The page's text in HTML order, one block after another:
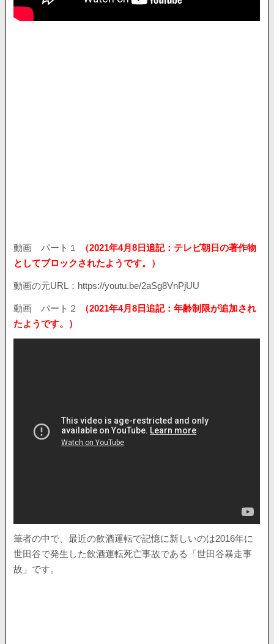
動画 パート１
（2021年4月8日追記：テレビ朝日の著作物
としてブロックされたようです。）
動画の元URL：https://youtu.be/2aSg8VnPjUU
動画 パート２
（2021年4月8日追記：年齢制限が追加され
たようです。）
筆者の中で、最近の飲酒運転で記憶に新しいのは2016年に
世田谷で発生した飲酒運転死亡事故である「世田谷暴走事
故」です。